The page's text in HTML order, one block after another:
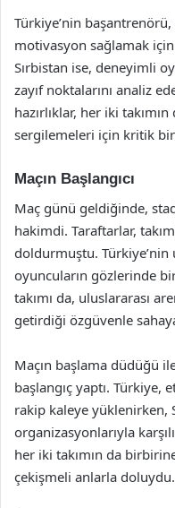
Türkiye’nin
motivasyon sağlamak
Sırbistan ise, deneyimli
zayıf noktalarını analiz
hazırlıklar, her iki
sergilemeleri için kritik
Maçın Başlangıcı
Maç günü geldiğinde,
hakimdi. Taraftarlar,
doldurmuştu. Türkiye’nin
oyuncuların gözlerinde
takımı da, uluslararası
getirdiği özgüvenle
Maçın başlama düdüğü
başlangıç yaptı. Türkiye,
rakip kaleye yüklenirken,
organizasyonlarıyla
her iki takımın da
çekişmeli anlarla doluydu.